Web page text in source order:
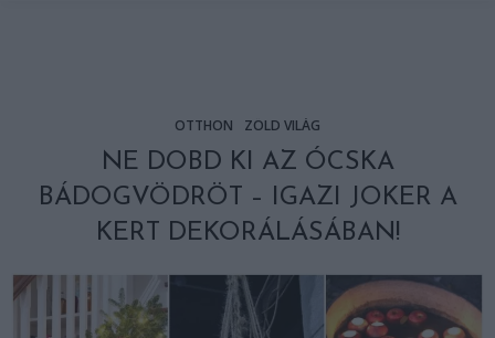
OTTHON ZÖLD VILÁG
NE DOBD KI AZ ÓCSKA
BÁDOGVÖDRÖT – IGAZI JOKER A
KERT DEKORÁLÁSÁBAN!